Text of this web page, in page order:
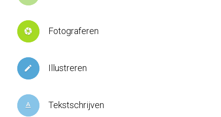
camera Fotograferen
create Illustreren
text_format Tekstschrijven